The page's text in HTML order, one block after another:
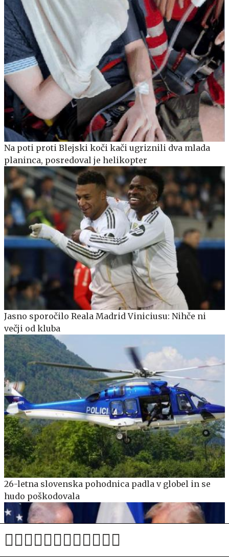
Na poti proti Blejski koči kači ugriznili dva mlada
planinca, posredoval je helikopter
Jasno sporočilo Reala Madrid Viniciusu: Nihče ni
večji od kluba
26-letna slovenska pohodnica padla v globel in se
hudo poškodovala